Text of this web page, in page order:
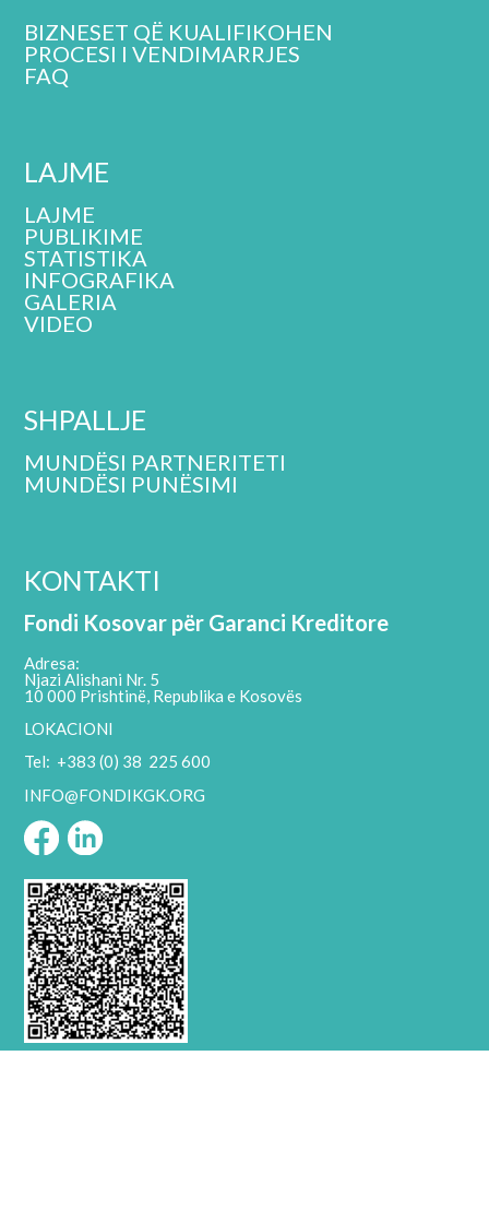
BIZNESET QË KUALIFIKOHEN
PROCESI I VENDIMARRJES
FAQ
LAJME
LAJME
PUBLIKIME
STATISTIKA
INFOGRAFIKA
GALERIA
VIDEO
SHPALLJE
MUNDËSI PARTNERITETI
MUNDËSI PUNËSIMI
KONTAKTI
Fondi Kosovar për Garanci Kreditore
Adresa:
Njazi Alishani Nr. 5
10 000 Prishtinë, Republika e Kosovës
LOKACIONI
Tel: +383 (0) 38 225 600
INFO@FONDIKGK.ORG